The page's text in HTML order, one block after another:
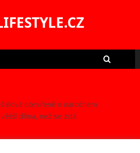
otevřeně o náročném
dřina, než se zdá